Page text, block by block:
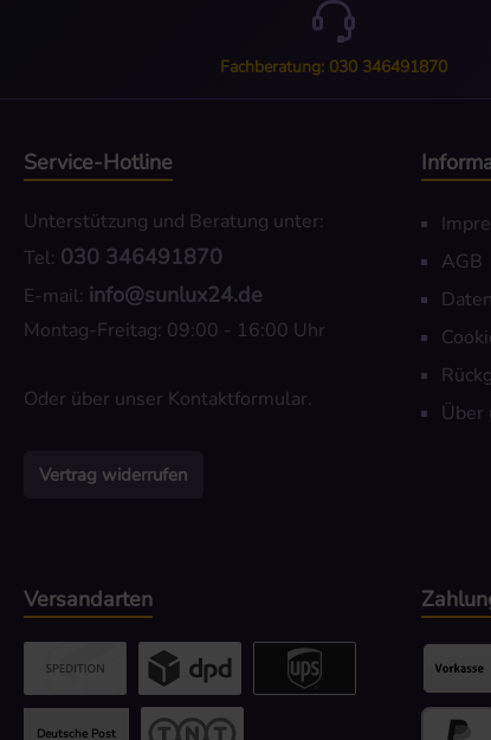
Fachberatung: 030 346491870
Service-Hotline
Unterstützung und Beratung unter:
Tel: 030 346491870
E-mail: info@sunlux24.de
Montag-Freitag: 09:00 - 16:00 Uhr
Oder über unser Kontaktformular.
Vertrag widerrufen
AGB
Über
Versandarten
Deutsche Post
Benutzerdefiniertes Bild 2Benutzerdefiniertes Bild 3